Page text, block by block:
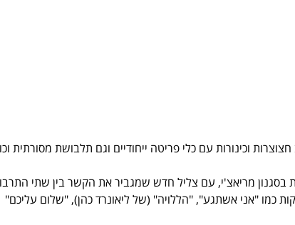
וכינורות עם כלי פריטה ייחודיים וגם תלבושת מסורתית
בסגנון מריאצ'י, עם צליל חדש שמגביר את הקשר בין שתי
כמו "אני אשתגע", "הללויה" (של ליאונרד כהן), "שלום עליכם"